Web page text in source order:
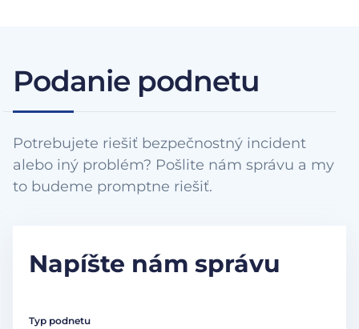
Podanie podnetu
Potrebujete riešiť bezpečnostný incident
alebo iný problém? Pošlite nám správu a my
to budeme promptne riešiť.
Napíšte nám správu
Typ podnetu